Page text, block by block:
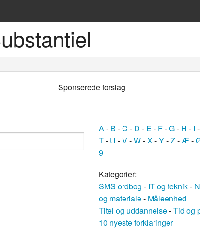
Sponserede forslag
A- B -C - D - E - F-G- H - I -
T- U -V-W-X-Y-Z-Æ-
9
Kategorier:
SMS ordbog - IT og teknik-
og materiale- Måleenhed
Titel og uddannelse-Tid og
10 nyeste forklaringer